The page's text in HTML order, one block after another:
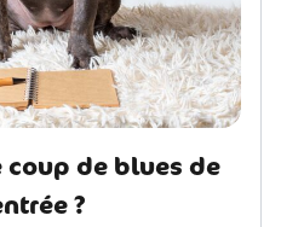
de blues de
?